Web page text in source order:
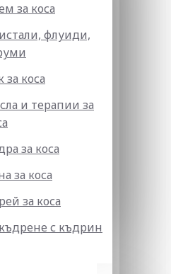
за коса
флуиди,
за коса
и терапии за
за коса
за коса
за коса
с къдрин